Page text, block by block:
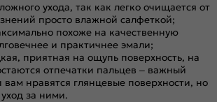
ухода, так как легко очищается от
просто влажной салфеткой;
похоже на качественную
и практичнее эмали;
приятная на ощупь поверхность, на
отпечатки пальцев – важный
вам нравятся глянцевые поверхности, но
за ними.